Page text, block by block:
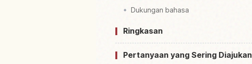
Dukungan bahasa
Ringkasan
Pertanyaan yang Sering Diajukan